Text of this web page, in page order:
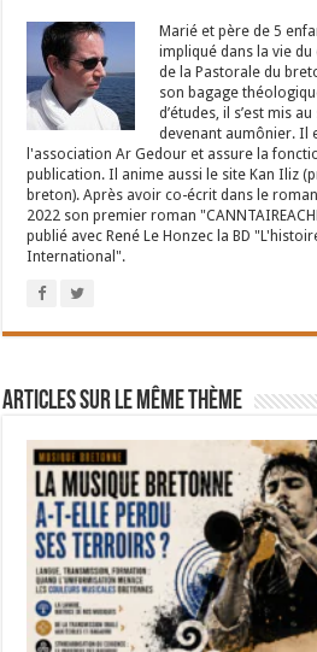
Marié et père de 5
impliqué dans la vie du
de la Pastorale du
son bagage
d’études, il s’est mis
devenant aumônier. Il
l'association Ar Gedour et assure la
publication. Il anime aussi le site Kan Iliz
breton). Après avoir co-écrit dans le
2022 son premier roman
publié avec René Le Honzec la BD
International".
Articles sur le même thème